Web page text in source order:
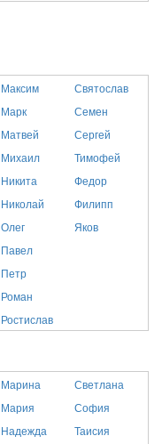
Максим
Марк
Матвей
Михаил
Никита
Николай
Олег
Павел
Петр
Роман
Ростислав
Святослав
Семен
Сергей
Тимофей
Федор
Филипп
Яков
Марина
Мария
Надежда
Светлана
София
Таисия